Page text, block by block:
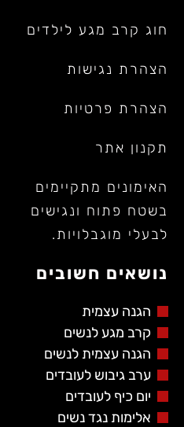
חוג קרב מגע לילדים
הצהרת נגישות
הצהרת פרטיות
תקנון אתר
האימונים מתקיימים
בשטח פתוח ונגישים
לבעלי מוגבלויות.
נושאים חשובים
הגנה עצמית
קרב מגע לנשים
הגנה עצמית לנשים
ערב גיבוש לעובדים
יום כיף לעובדים
אלימות נגד נשים